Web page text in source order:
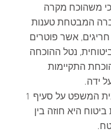
משהוכח מקרה
המבטחת טענות
אשר פוטרים
נטל ההוכחה
התקיימות
ידה.
היא חוזה בין